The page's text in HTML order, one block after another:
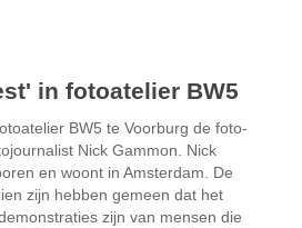
in fotoatelier BW5
BW5 te Voorburg de foto-
Nick Gammon. Nick
en woont in Amsterdam. De
zijn hebben gemeen dat het
zijn van mensen die